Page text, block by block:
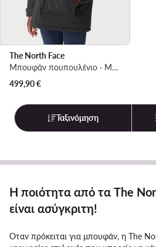
The North Face
Μπουφάν πουπουλένιο · Μαύρο
499,90€
Ταξινόμηση
Η ποιότητα από τα The
είναι ασύγκριτη!
Όταν πρόκειται για μπουφάν, η The